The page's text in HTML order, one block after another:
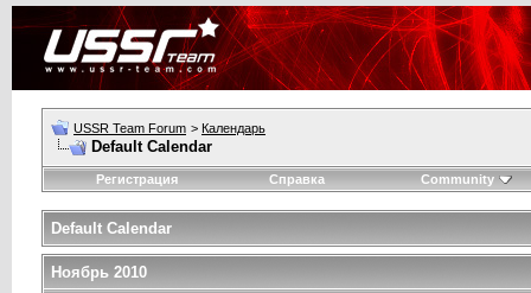
USSR Team Forum > Календарь
Default Calendar
Регистрация Справка Community
Default Calendar
Ноябрь 2010